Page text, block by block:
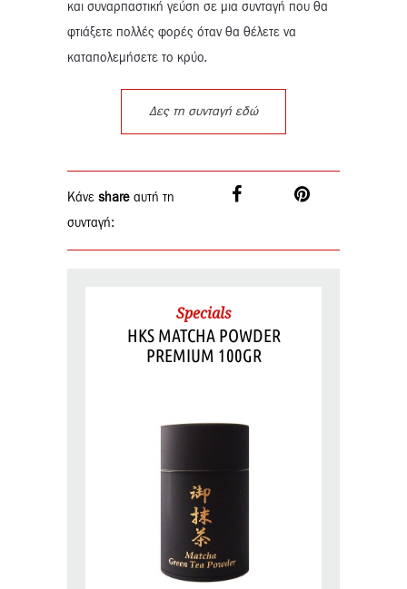
και συναρπαστική γεύση σε μια συνταγή που θα
φτιάξετε πολλές φορές όταν θα θέλετε να
καταπολεμήσετε το κρύο.
Δες τη συνταγή εδώ
Κάνε share αυτή τη
συνταγή:
Specials
HKS MATCHA POWDER
PREMIUM 100GR